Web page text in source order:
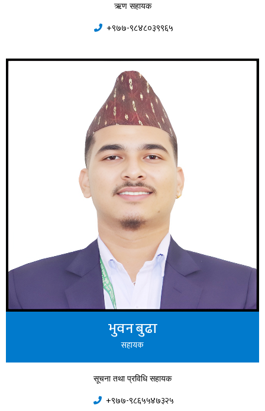
ऋण सहायक
+९७७-९८४८०३९९६५
भुवन बुढा
सहायक
सूचना तथा प्रविधि सहायक
+९७७-९८६५५४७३२५